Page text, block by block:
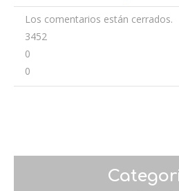
Los comentarios están cerrados.
3452
0
0